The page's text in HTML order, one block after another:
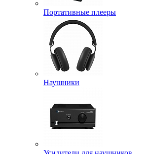
Портативные плееры
Наушники